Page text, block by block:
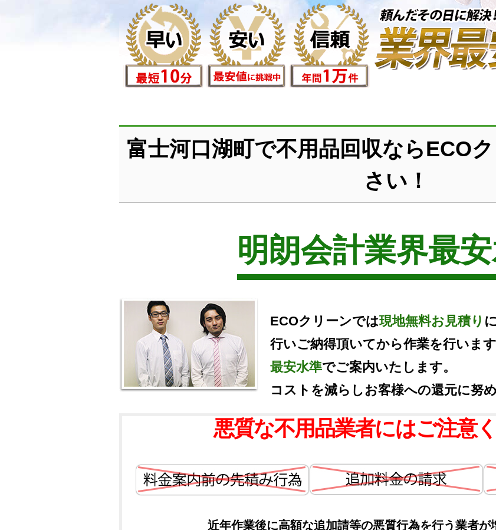
富士河口湖町で不用品回収ならECO
さい！
明朗会計業界最
ECOクリーンでは現地無料お見積り
行いご納得頂いてから作業を行いま
最安水準でご案内いたします。
コストを減らしお客様への還元に努
悪質な不用品業者にはご注意
近年作業後に高額な追加請等の悪質行為を行う業者が